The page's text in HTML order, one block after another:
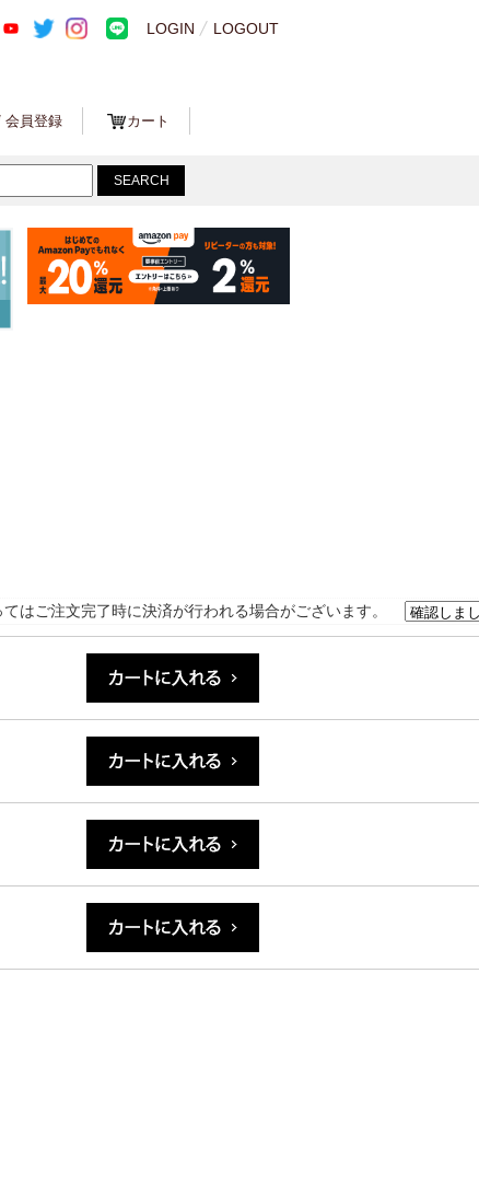
LOGIN LOGOUT
会員登録 カート
はご注文完了時に決済が行われる場合がございます。